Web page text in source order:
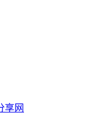
享网